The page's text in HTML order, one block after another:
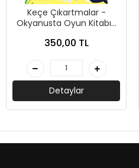
Keçe Çıkartmalar -
Okyanusta Oyun Kitabı-
350,00 TL
Detaylar